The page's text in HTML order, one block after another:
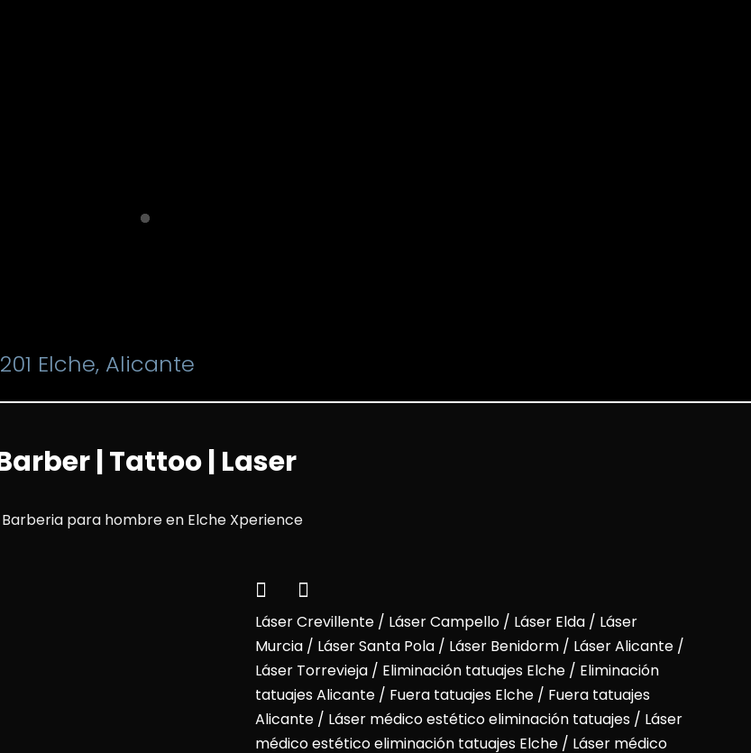
Elche, Alicante
| Tattoo | Laser
Láser Crevillente / Láser Campello / Láser Elda / Láser
Murcia / Láser Santa Pola / Láser Benidorm / Láser Alicante /
Láser Torrevieja / Eliminación tatuajes Elche / Eliminación
tatuajes Alicante / Fuera tatuajes Elche / Fuera tatuajes
Alicante / Láser médico estético eliminación tatuajes / Láser
médico estético eliminación tatuajes Elche / Láser médico